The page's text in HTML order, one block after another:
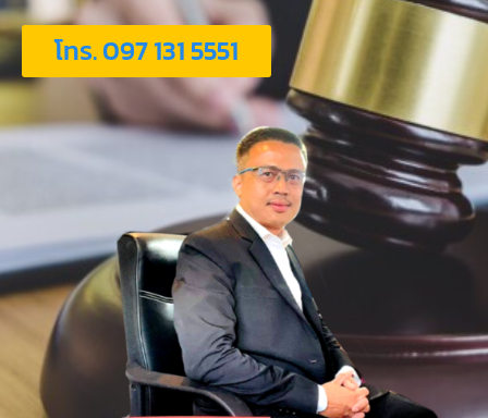
โทร. 097 131 5551